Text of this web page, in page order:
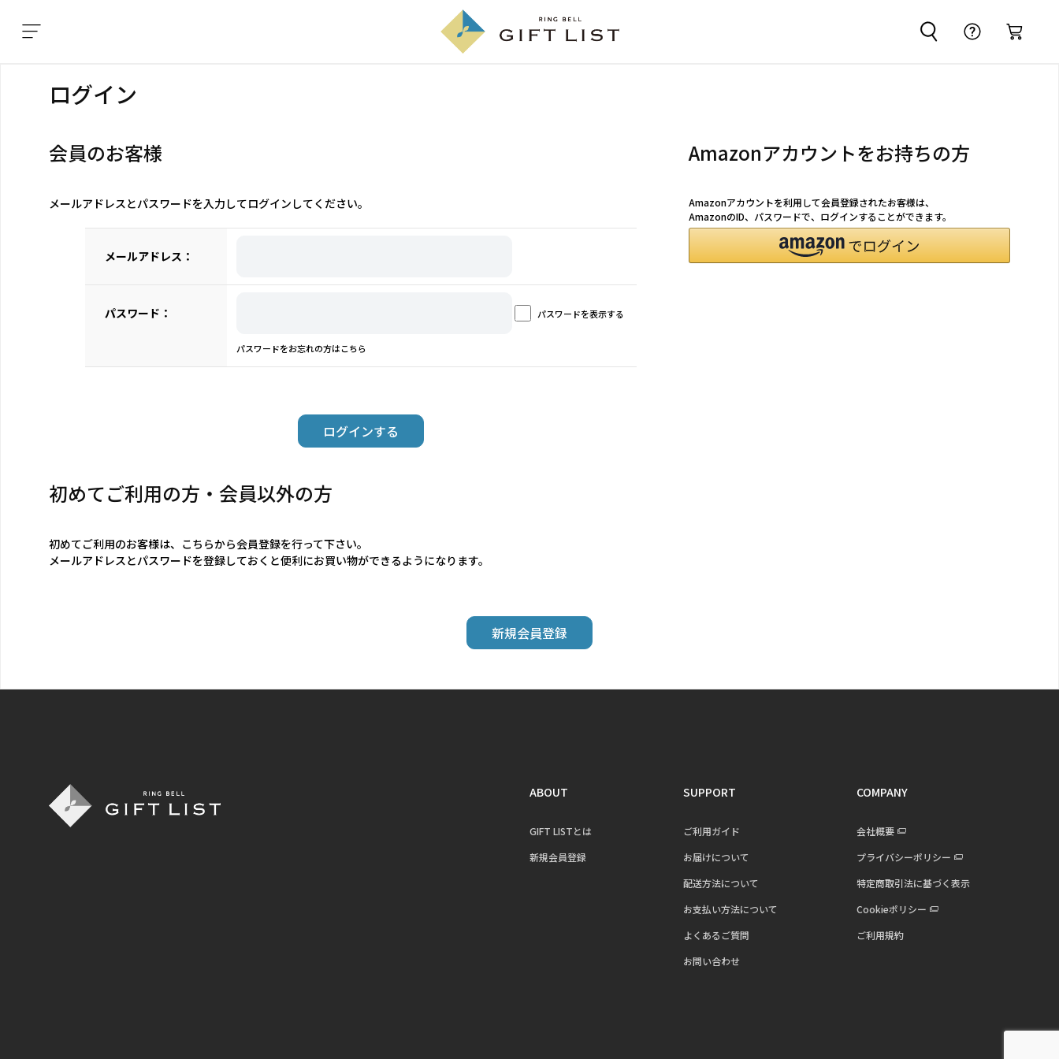
ログイン
会員のお客様
メールアドレスとパスワードを入力してログインしてください。
メールアドレス：
パスワード： パスワードを表示する
パスワードをお忘れの方はこちら
Amazonアカウントをお持ちの方
Amazonアカウントを利用して会員登録されたお客様は、
AmazonのID、パスワードで、ログインすることができます。
初めてご利用の方・会員以外の方
初めてご利用のお客様は、こちらから会員登録を行って下さい。
メールアドレスとパスワードを登録しておくと便利にお買い物ができるようになります。
ABOUT
GIFT LISTとは
新規会員登録
SUPPORT
ご利用ガイド
お届けについて
配送方法について
お支払い方法について
よくあるご質問
お問い合わせ
COMPANY
会社概要
プライバシーポリシー
特定商取引法に基づく表示
Cookieポリシー
ご利用規約